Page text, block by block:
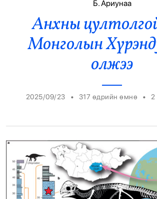
Нийтлэлчийн
Эрүүл Мэнд
Орон Нутаг
Спорт
Энтертайнмент
Эрэн Сурвалжилга
Б. Ариунаа
Анхны
Монголын
олжээ
2025/09/23 • 317 өдрийн өмнө • 2